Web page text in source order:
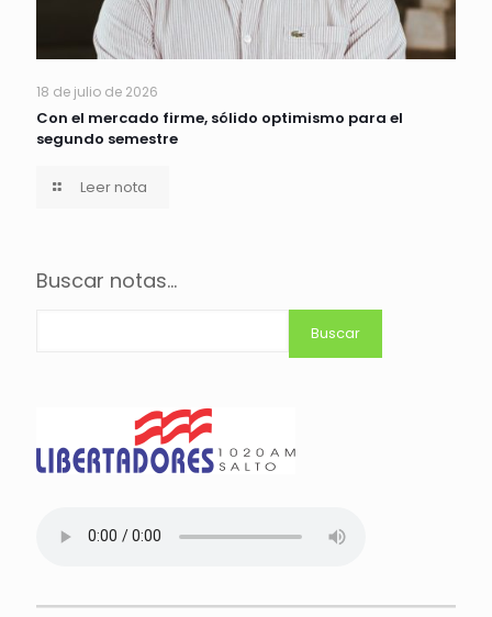
18 de julio de 2026
Con el mercado firme, sólido optimismo para el
segundo semestre
Leer nota
Buscar notas...
Buscar